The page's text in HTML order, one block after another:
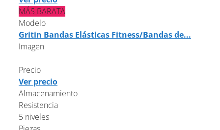
MÁS BARATA
Modelo
Gritin Bandas Elásticas Fitness/Bandas de...
Imagen
Precio
Ver precio
Almacenamiento
Resistencia
5 niveles